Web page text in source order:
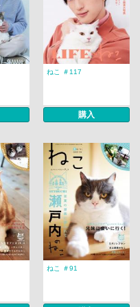
ねこ ＃117
購入
ねこ ＃91